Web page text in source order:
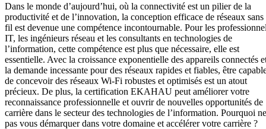
Dans le monde d’aujourd’hui, où la connectivité est un pilier de la
productivité et de l’innovation, la conception efficace de réseaux sans
fil est devenue une compétence incontournable. Pour les
IT, les ingénieurs réseau et les consultants en technologies de
l’information, cette compétence est plus que nécessaire, elle est
essentielle. Avec la croissance exponentielle des appareils connectés
la demande incessante pour des réseaux rapides et fiables, être
de concevoir des réseaux Wi-Fi robustes et optimisés est un atout
précieux. De plus, la certification EKAHAU peut améliorer votre
reconnaissance professionnelle et ouvrir de nouvelles opportunités de
carrière dans le secteur des technologies de l’information. Pourquoi ne
pas vous démarquer dans votre domaine et accélérer votre carrière ?